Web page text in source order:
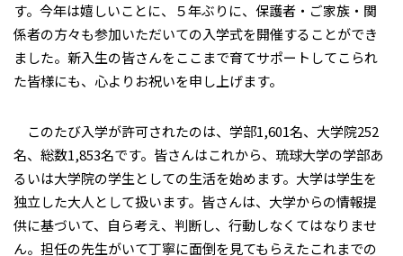
す。今年は嬉しいことに、５年ぶりに、保護者・ご家族・関
係者の方々も参加いただいての入学式を開催することができ
ました。新入生の皆さんをここまで育てサポートしてこられ
た皆様にも、心よりお祝いを申し上げます。
このたび入学が許可されたのは、学部1,601名、大学院252
名、総数1,853名です。皆さんはこれから、琉球大学の学部あ
るいは大学院の学生としての生活を始めます。大学は学生を
独立した大人として扱います。皆さんは、大学からの情報提
供に基づいて、自ら考え、判断し、行動しなくてはなりませ
ん。担任の先生がいて丁寧に面倒を見てもらえたこれまでの